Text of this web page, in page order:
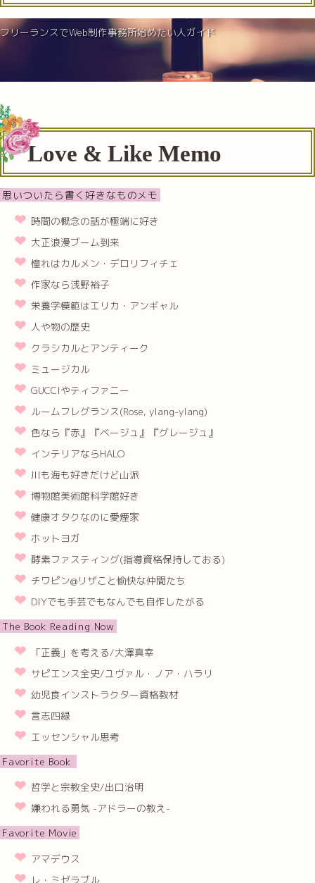
フリーランスでWeb制作事務所始めたい人ガイド
Love & Like Memo
思いついたら書く好きなものメモ
時間の概念の話が極端に好き
大正浪漫ブーム到来
憧れはカルメン・デロリフィチェ
作家なら浅野裕子
栄養学模範はエリカ・アンギャル
人や物の歴史
クラシカルとアンティーク
ミュージカル
GUCCIやティファニー
ルームフレグランス(Rose, ylang-ylang)
色なら『赤』『ベージュ』『グレージュ』
インテリアならHALO
川も海も好きだけど山派
博物館美術館科学館好き
健康オタクなのに愛煙家
ホットヨガ
酵素ファスティング(指導資格保持しておる)
チワピン@リザこと愉快な仲間たち
DIYでも手芸でもなんでも自作したがる
The Book Reading Now
「正義」を考える/大澤真幸
サピエンス全史/ユヴァル・ノア・ハラリ
幼児食インストラクター資格教材
言志四緑
エッセンシャル思考
Favorite Book
哲学と宗教全史/出口治明
嫌われる勇気 -アドラーの教え-
Favorite Movie
アマデウス
レ・ミゼラブル